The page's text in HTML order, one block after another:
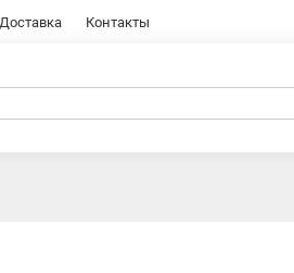
Доставка Контакты